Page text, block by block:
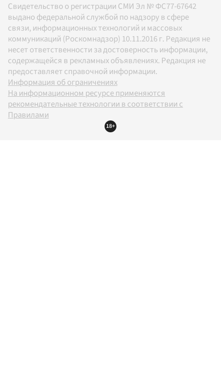
Свидетельство о регистрации СМИ Эл № ФС77-67642
выдано федеральной службой по надзору в сфере
связи, информационных технологий и массовых
коммуникаций (Роскомнадзор) 10.11.2016 г. Редакция не
несет ответственности за достоверность информации,
содержащейся в рекламных объявлениях. Редакция не
предоставляет справочной информации.
Информация об ограничениях
На информационном ресурсе применяются
рекомендательные технологии в соответствии с
Правилами
18+